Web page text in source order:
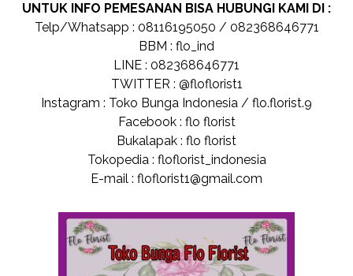
UNTUK INFO PEMESANAN BISA HUBUNGI KAMI DI :
Telp/Whatsapp : 08116195050 / 082368646771
BBM : flo_ind
LINE : 082368646771
TWITTER : @floflorist1
Instagram : Toko Bunga Indonesia / flo.florist.9
Facebook : flo florist
Bukalapak : flo florist
Tokopedia : floflorist_indonesia
E-mail : floflorist1@gmail.com